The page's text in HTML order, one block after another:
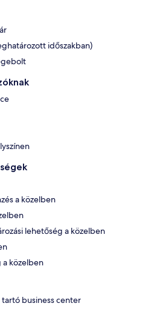
időszakban)
a közelben
lehetőség a közelben
a közelben
business center